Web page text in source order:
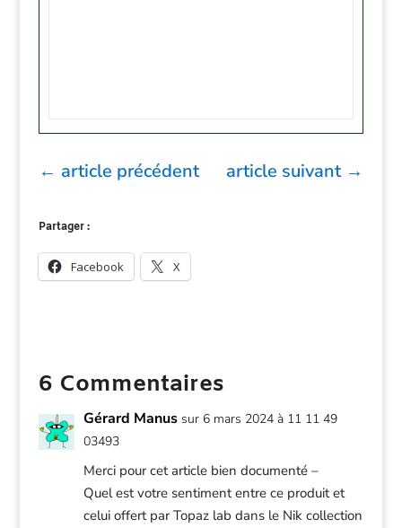
← article précédent article suivant→
Partager :
Facebook X
6 Commentaires
Gérard Manus sur 6 mars 2024 à 11 11 49
03493
Merci pour cet article bien documenté –
Quel est votre sentiment entre ce produit et
celui offert par Topaz lab dans le Nik collection